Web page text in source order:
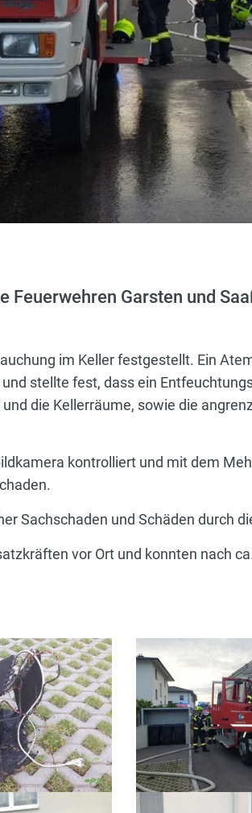
Feuerwehren Garsten und
im Keller festgestellt. Ein
stellte fest, dass ein
die Kellerräume, sowie die
kontrolliert und mit dem
Sachschaden und Schäden durch
vor Ort und konnten nach